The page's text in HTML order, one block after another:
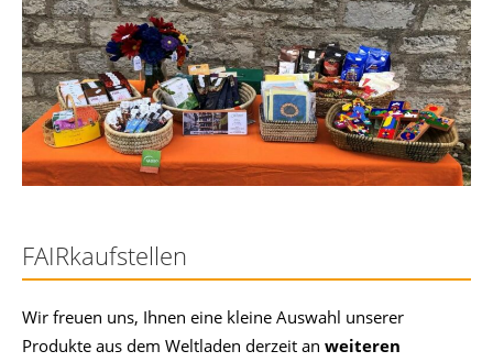
FAIRkaufstellen
Wir freuen uns, Ihnen eine kleine Auswahl unserer
Produkte aus dem Weltladen derzeit an weiteren